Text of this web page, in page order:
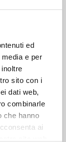
ed
e per
sito con i
dati web,
combinarle
che hanno
ai
DA 3/8" -
DA 3/8" -